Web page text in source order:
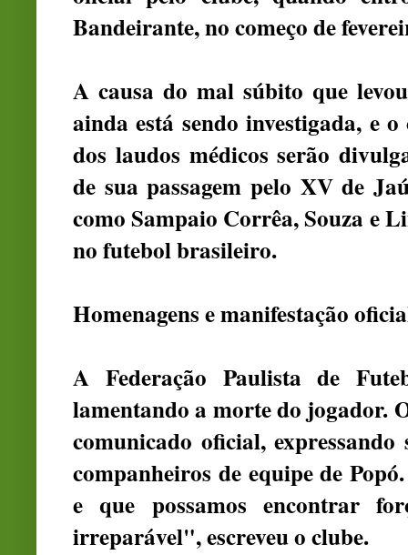
Bandeirante, no começo de
A causa do mal súbito que
ainda está sendo investigada, e
dos laudos médicos serão
de sua passagem pelo XV de
como Sampaio Corrêa, Souza e
no futebol brasileiro.
Homenagens e manifestação
A Federação Paulista de
lamentando a morte do jogador.
comunicado oficial,
companheiros de equipe de
e que possamos encontrar
irreparável", escreveu o clube.